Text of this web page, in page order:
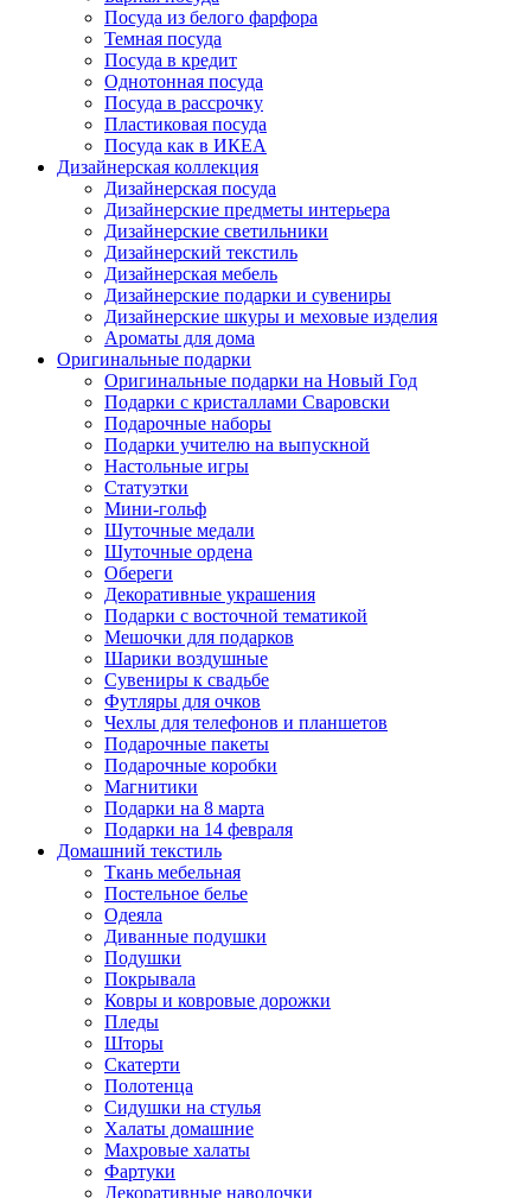
Посуда из белого фарфора
Темная посуда
Посуда в кредит
Однотонная посуда
Посуда в рассрочку
Пластиковая посуда
Посуда как в ИКЕА
Дизайнерская коллекция
Дизайнерская посуда
Дизайнерские предметы интерьера
Дизайнерские светильники
Дизайнерский текстиль
Дизайнерская мебель
Дизайнерские подарки и сувениры
Дизайнерские шкуры и меховые изделия
Ароматы для дома
Оригинальные подарки
Оригинальные подарки на Новый Год
Подарки с кристаллами Сваровски
Подарочные наборы
Подарки учителю на выпускной
Настольные игры
Статуэтки
Мини-гольф
Шуточные медали
Шуточные ордена
Обереги
Декоративные украшения
Подарки с восточной тематикой
Мешочки для подарков
Шарики воздушные
Сувениры к свадьбе
Футляры для очков
Чехлы для телефонов и планшетов
Подарочные пакеты
Подарочные коробки
Магнитики
Подарки на 8 марта
Подарки на 14 февраля
Домашний текстиль
Ткань мебельная
Постельное белье
Одеяла
Диванные подушки
Подушки
Покрывала
Ковры и ковровые дорожки
Пледы
Шторы
Скатерти
Полотенца
Сидушки на стулья
Халаты домашние
Махровые халаты
Фартуки
Декоративные наволочки